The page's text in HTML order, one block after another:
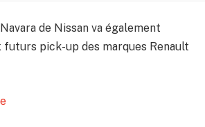
de Nissan va également
futurs pick-up des marques Renault